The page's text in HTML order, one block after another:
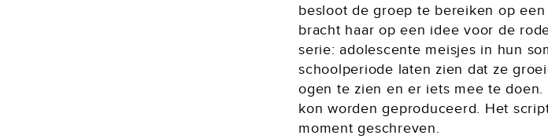
besloot de groep te bereiken op
bracht haar op een idee voor de
serie: adolescente meisjes in hun
schoolperiode laten zien dat ze
ogen te zien en er iets mee te
kon worden geproduceerd. Het
moment geschreven.